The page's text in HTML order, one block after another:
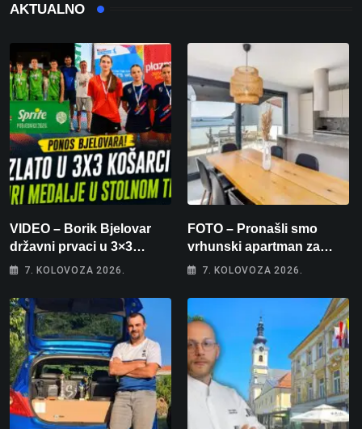
AKTUALNO
VIDEO – Borik Bjelovar
državni prvaci u 3×3
košarci, Klara Končar je
stolnom tenisu!
7. KOLOVOZA 2026.
FOTO – Pronašli smo
vrhunski apartman za
odmor: Pogled na more, tri
osvaja
7. KOLOVOZA 2026.